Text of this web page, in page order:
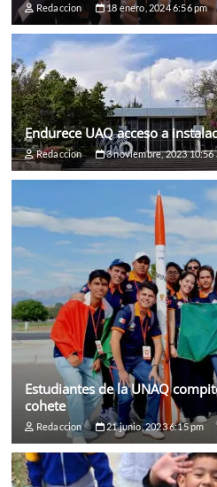
Redaccion 18 enero, 2024 6:56 pm
Endurece UAQ acceso a
Redaccion 3 noviembre, 2023 10:56
Estudiantes de la UNAQ
cohete
Redaccion 21 junio, 2023 6:15 pm